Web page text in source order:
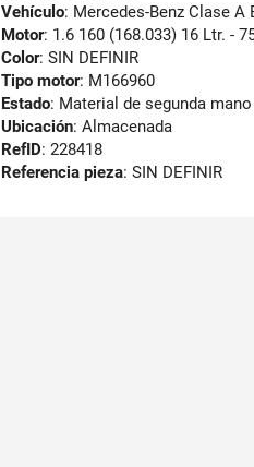
Vehículo: Mercedes-Benz Clase A
Motor: 1.6 160 (168.033) 16 Ltr. -
Color: SIN DEFINIR
Tipo motor: M166960
Estado: Material de segunda mano
Ubicación: Almacenada
RefID: 228418
Referencia pieza: SIN DEFINIR